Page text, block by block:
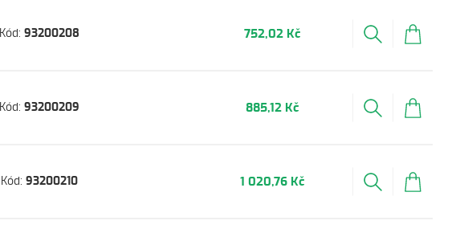
Kód:93200208 752,02 Kč
Kód:93200209 885,12 Kč
Kód:93200210 1 020,76 Kč